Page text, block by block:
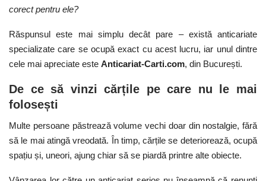
corect pentru ele?
Răspunsul este mai simplu decât pare – există anticariate
specializate care se ocupă exact cu acest lucru, iar unul dintre
cele mai apreciate este Anticariat-Carti.com, din București.
De ce să vinzi cărțile pe care nu le mai
folosești
Multe persoane păstrează volume vechi doar din nostalgie, fără
să le mai atingă vreodată. În timp, cărțile se deteriorează, ocupă
spațiu și, uneori, ajung chiar să se piardă printre alte obiecte.